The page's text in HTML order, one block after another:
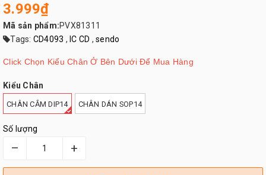
3.999₫
Mã sản phẩm:PVX81311
Tags: CD4093 , IC CD , sendo
Click Chọn Kiểu Chân Ở Bên Dưới Để Mua Hàng
Kiểu Chân
CHÂN CẮM DIP14 CHÂN DÁN SOP14
Số lượng
– +